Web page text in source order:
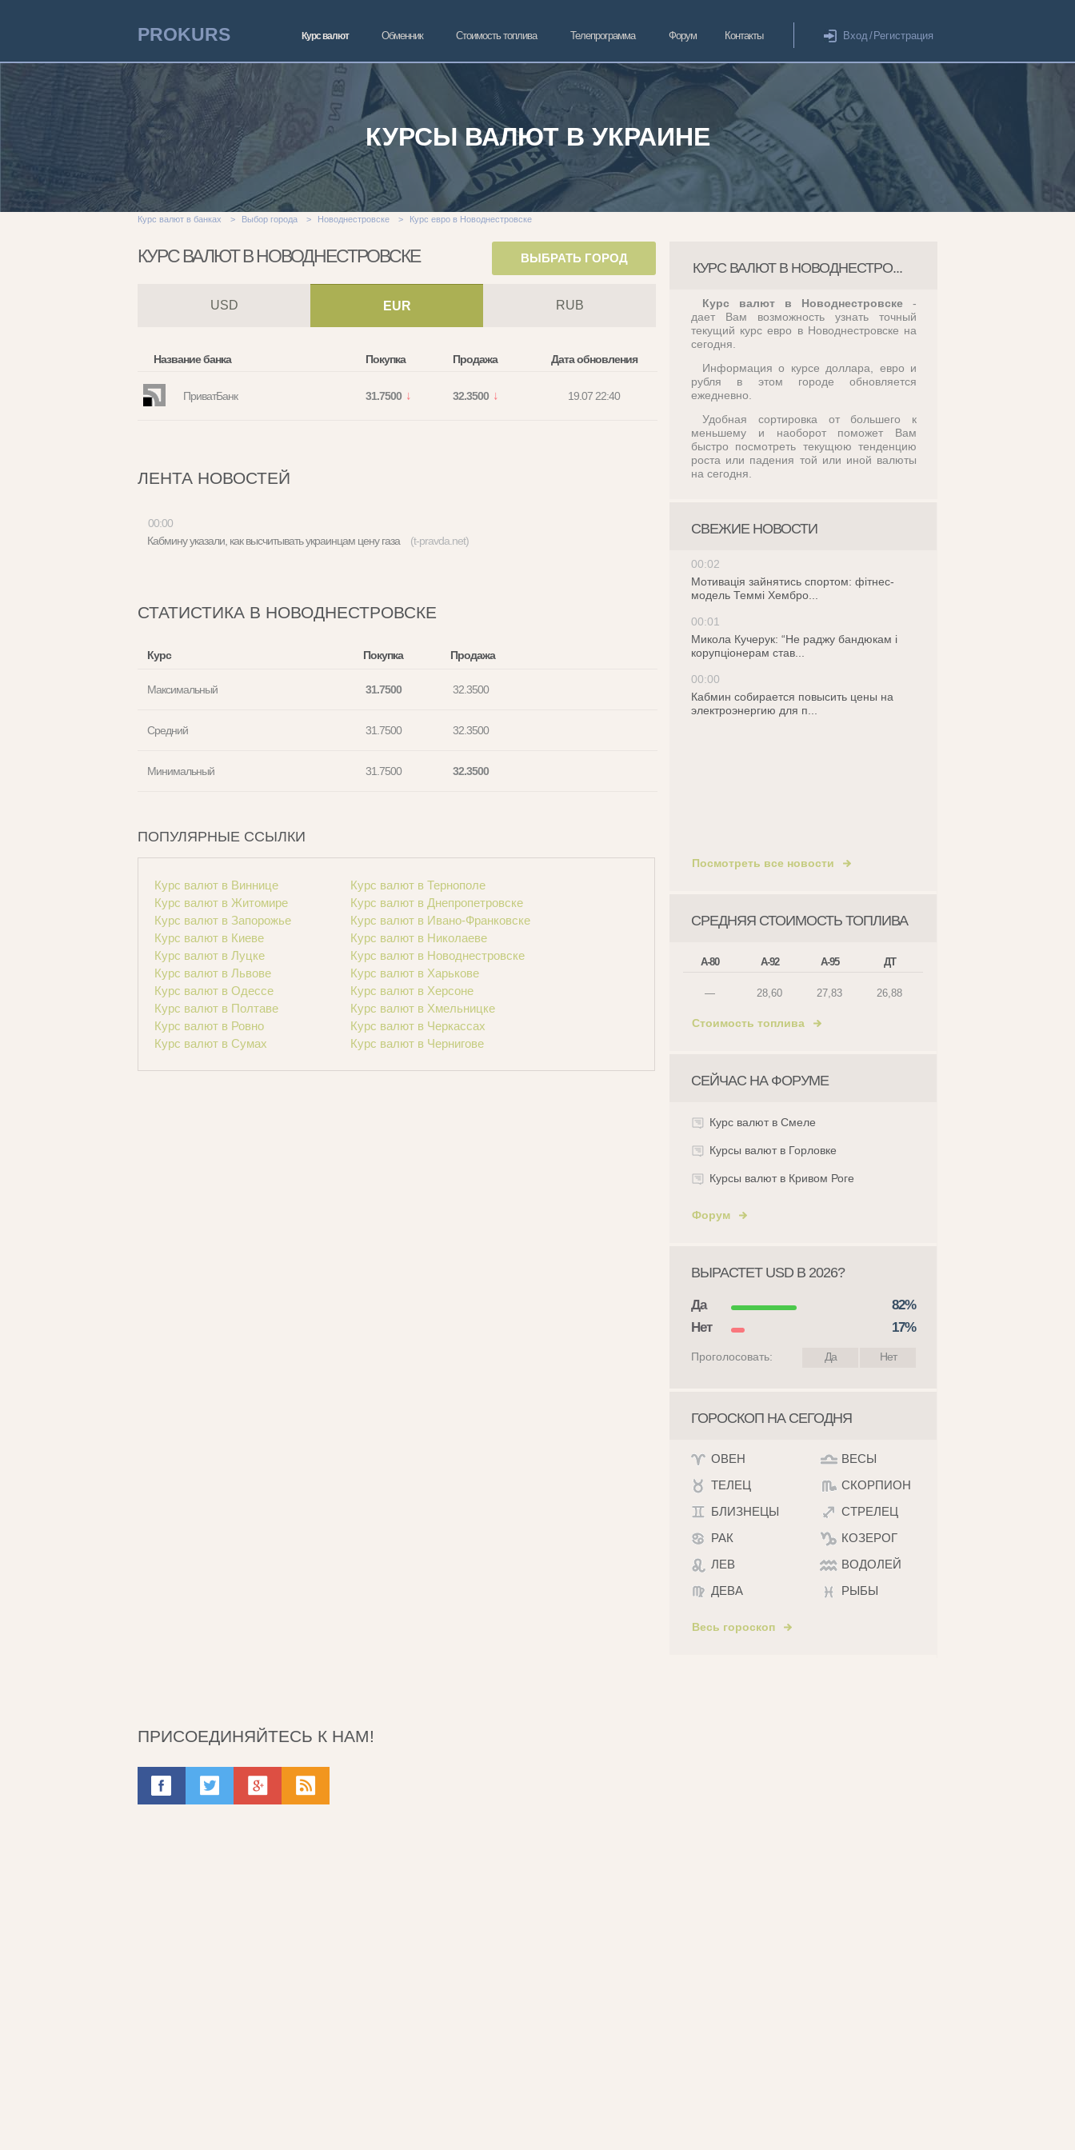
PROKURS Курс валют Обменник Стоимость топлива Телепрограмма Форум Контакты Вход/ Регистрация
КУРСЫ ВАЛЮТ В УКРАИНЕ
Курс валют в банках > Выбор города > Новоднестровске > Курс евро в Новоднестровске
КУРС ВАЛЮТ В НОВОДНЕСТРО...
Курс валют в Новоднестровске -
дает Вам возможность узнать точный
текущий курс евро в Новоднестровске на
сегодня.
Информация о курсе доллара, евро и
рубля в этом городе обновляется
ежедневно.
Удобная сортировка от большего к
меньшему и наоборот поможет Вам
быстро посмотреть текущюю тенденцию
роста или падения той или иной валюты
на сегодня.
СВЕЖИЕ НОВОСТИ
00:02
Мотивація зайнятись спортом: фітнес-
модель Теммі Хембро...
00:01
Микола Кучерук: “Не раджу бандюкам і
корупціонерам став...
00:00
Кабмин собирается повысить цены на
электроэнергию для п...
Посмотреть все новости
СРЕДНЯЯ СТОИМОСТЬ ТОПЛИВА
А-80 А-92 А-95 ДТ
— 28,60 27,83 26,88
Стоимость топлива
СЕЙЧАС НА ФОРУМЕ
Курс валют в Смеле
Курсы валют в Горловке
Курсы валют в Кривом Роге
Форум
ВЫРАСТЕТ USD В 2026?
Да
82%
Нет
17%
Проголосовать: Нет
Да
ГОРОСКОП НА СЕГОДНЯ
ОВЕН
ТЕЛЕЦ
БЛИЗНЕЦЫ
РАК
ЛЕВ
ДЕВА
ВЕСЫ
СКОРПИОН
СТРЕЛЕЦ
КОЗЕРОГ
ВОДОЛЕЙ
РЫБЫ
Весь гороскоп
КУРС ВАЛЮТ В НОВОДНЕСТРОВСКЕ ВЫБРАТЬ ГОРОД
USD EUR RUB
Название банка Покупка Продажа Дата обновления
ПриватБанк 31.7500 32.3500 19.07 22:40
ЛЕНТА НОВОСТЕЙ
00:00
Кабмину указали, как высчитывать украинцам цену газа (t-pravda.net)
СТАТИСТИКА В НОВОДНЕСТРОВСКЕ
Курс Покупка Продажа
Максимальный 31.7500 32.3500
Средний 31.7500 32.3500
Минимальный 31.7500 32.3500
ПОПУЛЯРНЫЕ ССЫЛКИ
Курс валют в Виннице
Курс валют в Житомире
Курс валют в Запорожье
Курс валют в Киеве
Курс валют в Луцке
Курс валют в Львове
Курс валют в Одессе
Курс валют в Полтаве
Курс валют в Ровно
Курс валют в Сумах
Курс валют в Тернополе
Курс валют в Днепропетровске
Курс валют в Ивано-Франковске
Курс валют в Николаеве
Курс валют в Новоднестровске
Курс валют в Харькове
Курс валют в Херсоне
Курс валют в Хмельницке
Курс валют в Черкассах
Курс валют в Чернигове
ПРИСОЕДИНЯЙТЕСЬ К НАМ!